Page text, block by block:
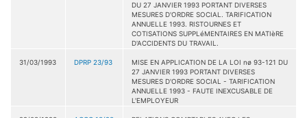
DU 27 JANVIER 1993 PORTANT DIVERSES
MESURES D'ORDRE SOCIAL. TARIFICATION
ANNUELLE 1993. RISTOURNES ET
COTISATIONS SUPPLéMENTAIRES EN MATIèRE
D'ACCIDENTS DU TRAVAIL.
31/03/1993 DPRP 23/93
MISE EN APPLICATION DE LA LOI nø 93-121 DU
27 JANVIER 1993 PORTANT DIVERSES
MESURES D'ORDRE SOCIAL - TARIFICATION
ANNUELLE 1993 - FAUTE INEXCUSABLE DE
L'EMPLOYEUR